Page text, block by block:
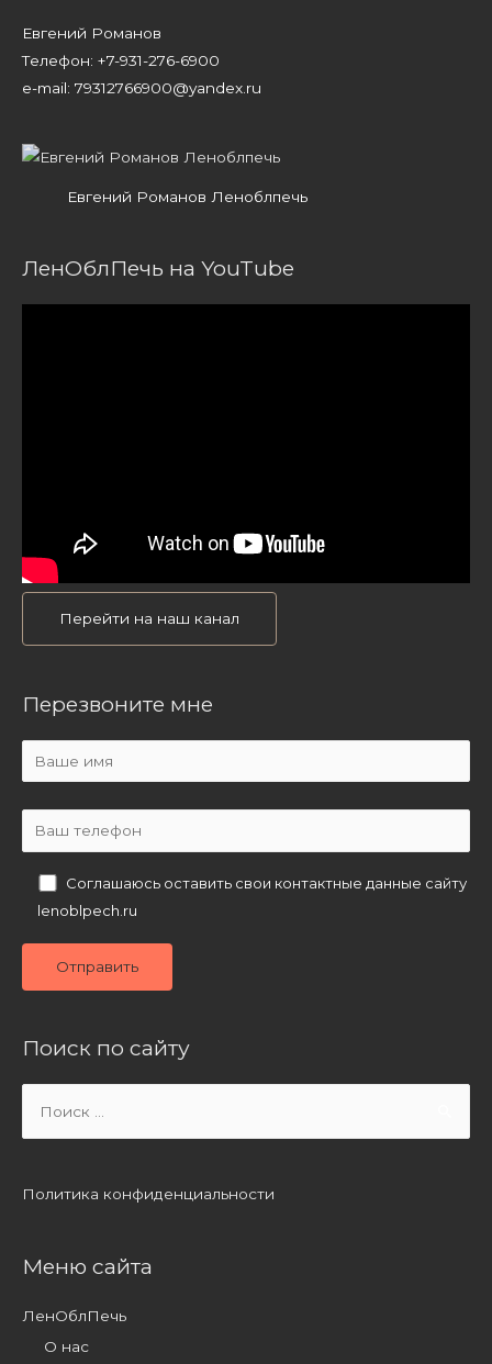
Евгений Романов
Телефон: +7-931-276-6900
e-mail: 79312766900@yandex.ru
Евгений Романов Леноблпечь
ЛенОблПечь на YouTube
Перейти на наш канал
Перезвоните мне
Соглашаюсь оставить свои контактные данные сайту
lenoblpech.ru
Поиск по сайту
Политика конфиденциальности
Меню сайта
ЛенОблПечь
О нас